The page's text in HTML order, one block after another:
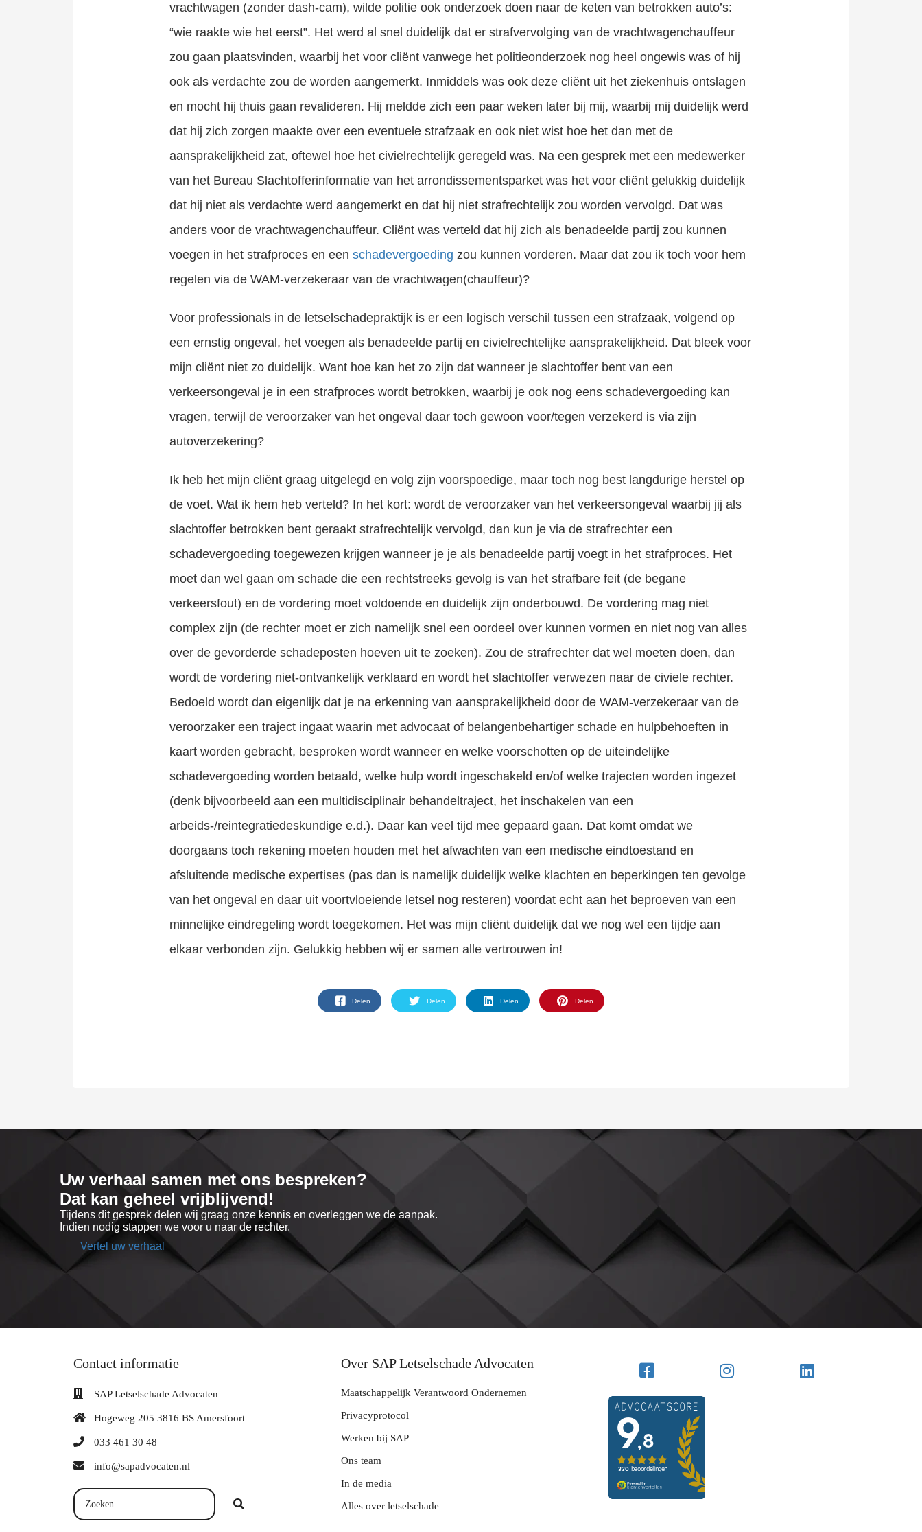
vrachtwagen (zonder dash-cam), wilde politie ook onderzoek doen naar de keten van betrokken auto’s:
“wie raakte wie het eerst”. Het werd al snel duidelijk dat er strafvervolging van de vrachtwagenchauffeur
zou gaan plaatsvinden, waarbij het voor cliënt vanwege het politieonderzoek nog heel ongewis was of hij
ook als verdachte zou de worden aangemerkt. Inmiddels was ook deze cliënt uit het ziekenhuis ontslagen
en mocht hij thuis gaan revalideren. Hij meldde zich een paar weken later bij mij, waarbij mij duidelijk werd
dat hij zich zorgen maakte over een eventuele strafzaak en ook niet wist hoe het dan met de
aansprakelijkheid zat, oftewel hoe het civielrechtelijk geregeld was. Na een gesprek met een medewerker
van het Bureau Slachtofferinformatie van het arrondissementsparket was het voor cliënt gelukkig duidelijk
dat hij niet als verdachte werd aangemerkt en dat hij niet strafrechtelijk zou worden vervolgd. Dat was
anders voor de vrachtwagenchauffeur. Cliënt was verteld dat hij zich als benadeelde partij zou kunnen
voegen in het strafproces en een schadevergoeding zou kunnen vorderen. Maar dat zou ik toch voor hem
regelen via de WAM-verzekeraar van de vrachtwagen(chauffeur)?
Voor professionals in de letselschadepraktijk is er een logisch verschil tussen een strafzaak, volgend op
een ernstig ongeval, het voegen als benadeelde partij en civielrechtelijke aansprakelijkheid. Dat bleek voor
mijn cliënt niet zo duidelijk. Want hoe kan het zo zijn dat wanneer je slachtoffer bent van een
verkeersongeval je in een strafproces wordt betrokken, waarbij je ook nog eens schadevergoeding kan
vragen, terwijl de veroorzaker van het ongeval daar toch gewoon voor/tegen verzekerd is via zijn
autoverzekering?
Ik heb het mijn cliënt graag uitgelegd en volg zijn voorspoedige, maar toch nog best langdurige herstel op
de voet. Wat ik hem heb verteld? In het kort: wordt de veroorzaker van het verkeersongeval waarbij jij als
slachtoffer betrokken bent geraakt strafrechtelijk vervolgd, dan kun je via de strafrechter een
schadevergoeding toegewezen krijgen wanneer je je als benadeelde partij voegt in het strafproces. Het
moet dan wel gaan om schade die een rechtstreeks gevolg is van het strafbare feit (de begane
verkeersfout) en de vordering moet voldoende en duidelijk zijn onderbouwd. De vordering mag niet
complex zijn (de rechter moet er zich namelijk snel een oordeel over kunnen vormen en niet nog van alles
over de gevorderde schadeposten hoeven uit te zoeken). Zou de strafrechter dat wel moeten doen, dan
wordt de vordering niet-ontvankelijk verklaard en wordt het slachtoffer verwezen naar de civiele rechter.
Bedoeld wordt dan eigenlijk dat je na erkenning van aansprakelijkheid door de WAM-verzekeraar van de
veroorzaker een traject ingaat waarin met advocaat of belangenbehartiger schade en hulpbehoeften in
kaart worden gebracht, besproken wordt wanneer en welke voorschotten op de uiteindelijke
schadevergoeding worden betaald, welke hulp wordt ingeschakeld en/of welke trajecten worden ingezet
(denk bijvoorbeeld aan een multidisciplinair behandeltraject, het inschakelen van een
arbeids-/reintegratiedeskundige e.d.). Daar kan veel tijd mee gepaard gaan. Dat komt omdat we
doorgaans toch rekening moeten houden met het afwachten van een medische eindtoestand en
afsluitende medische expertises (pas dan is namelijk duidelijk welke klachten en beperkingen ten gevolge
van het ongeval en daar uit voortvloeiende letsel nog resteren) voordat echt aan het beproeven van een
minnelijke eindregeling wordt toegekomen. Het was mijn cliënt duidelijk dat we nog wel een tijdje aan
elkaar verbonden zijn. Gelukkig hebben wij er samen alle vertrouwen in!
Delen Delen Delen Delen
Uw verhaal samen met ons bespreken?
Dat kan geheel vrijblijvend!
Tijdens dit gesprek delen wij graag onze kennis en overleggen we de aanpak.
Indien nodig stappen we voor u naar de rechter.
Vertel uw verhaal
Contact informatie
SAP Letselschade Advocaten
Hogeweg 205 3816 BS Amersfoort
033 461 30 48
info@sapadvocaten.nl
Over SAP Letselschade Advocaten
Maatschappelijk Verantwoord Ondernemen
Privacyprotocol
Werken bij SAP
Ons team
In de media
Alles over letselschade